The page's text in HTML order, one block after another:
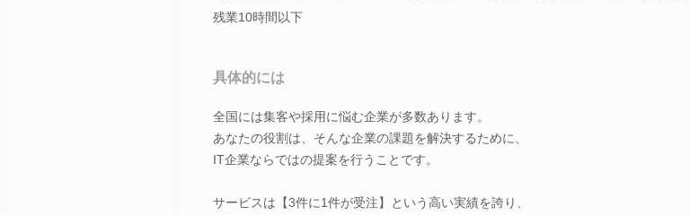
残業10時間以下
具体的には
全国には集客や採用に悩む企業が多数あります。
あなたの役割は、そんな企業の課題を解決するために、
IT企業ならではの提案を行うことです。
サービスは【3件に1件が受注】という高い実績を誇り、